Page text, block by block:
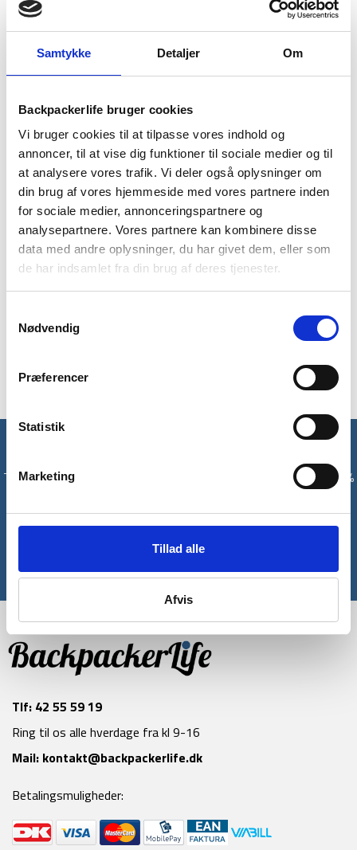
Samtykke Detaljer Om
Backpackerlife bruger cookies
Vi bruger cookies til at tilpasse vores indhold og
annoncer, til at vise dig funktioner til sociale medier og til
at analysere vores trafik. Vi deler også oplysninger om
din brug af vores hjemmeside med vores partnere inden
for sociale medier, annonceringspartnere og
analysepartnere. Vores partnere kan kombinere disse
data med andre oplysninger, du har givet dem, eller som
de har indsamlet fra din brug af deres tjenester.
Nødvendig
Præferencer
Statistik
Marketing
Tillad alle
Afvis
returret
BESKRIVELSE
YDERLIGERE INFORMATION
BRAND
FAQ
Lækker varm fleecetrøje fra skotske Highlander i modellen
Ember. Ember fleecen er perfekt som lag til at holde dig varm
under din jakke. Fleecetrøjen er lavet i et isolerende og meget
blødt fleece. Denne kvindemodel er lavet i en figursyet
version.
Ember fleecetrøjen har en glimrende varme-til-vægt ratio og
polyester fleece. Fleecen har en frontlynlås på 1/4 af
fleecetrøjens længde og kommer med krave der kan lynes op
Tilmeld dig vores nyhedsbrev og modtag med det samme en 10%
*Gælder ikke allerede nedsatte varer
Tlf: 42 55 59 19
Ring til os alle hverdage fra kl 9-16
Mail: kontakt@backpackerlife.dk
Betalingsmuligheder: